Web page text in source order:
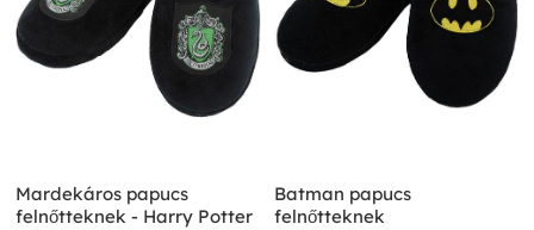
Mardekáros papucs
felnőtteknek - Harry Potter
Batman papucs
felnőtteknek